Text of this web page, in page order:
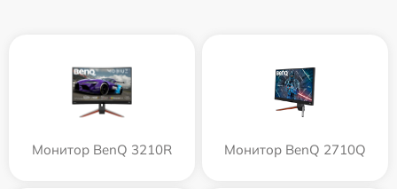
Монитор BenQ 3210R Монитор BenQ 2710Q